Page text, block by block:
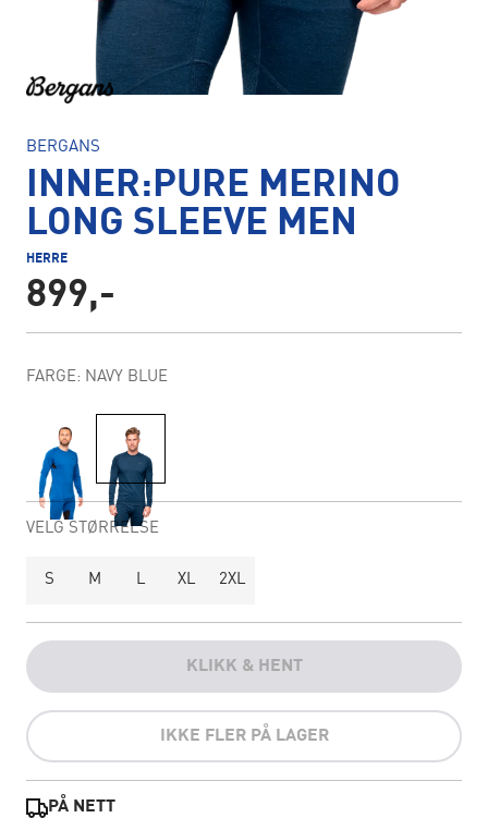
BERGANS
INNER:PURE MERINO
LONG SLEEVE MEN
HERRE
899,-
FARGE: NAVY BLUE
VELG STØRRELSE
S M L XL 2XL
KLIKK & HENT
IKKE FLER PÅ LAGER
PÅ NETT